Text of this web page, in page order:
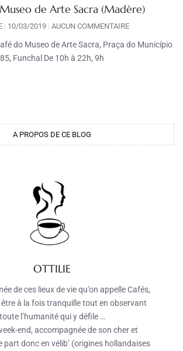
de Arte Sacra (Madère)
10/03/2019 AUCUN COMMENTAIRE
do Museo de Arte Sacra, Praça do Município
85, Funchal De 10h à 22h, 9h
A PROPOS DE CE BLOG
OTTILIE
de ces lieux de vie qu’on appelle Cafés,
être à la fois tranquille tout en observant
toute l’humanité qui y défile …
end, accompagnée de son cher et
part donc en vélib’ (origines hollandaises